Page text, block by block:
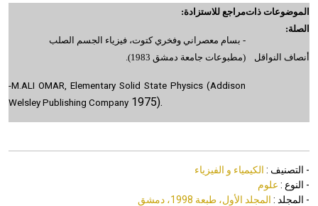
الموضوعات ذات
الصلة:
أنصاف النواقل
مراجع للاستزادة:
- بسام معصراني وفخري كتوت، فيزياء الجسم الصلب
(مطبوعات جامعة دمشق 1983).
-M.ALI OMAR, Elementary Solid State Physics (Addison
Welsley Publishing Company 1975).
- التصنيف : الكيمياء و الفيزياء
- النوع : علوم
- المجلد : المجلد الأول، طبعة 1998، دمشق